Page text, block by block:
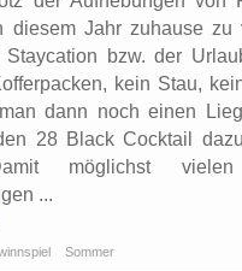
diesem Jahr zuhause
Staycation bzw. der
kein Stau,
dann noch einen
28 Black Cocktail
möglichst
...
Sommer